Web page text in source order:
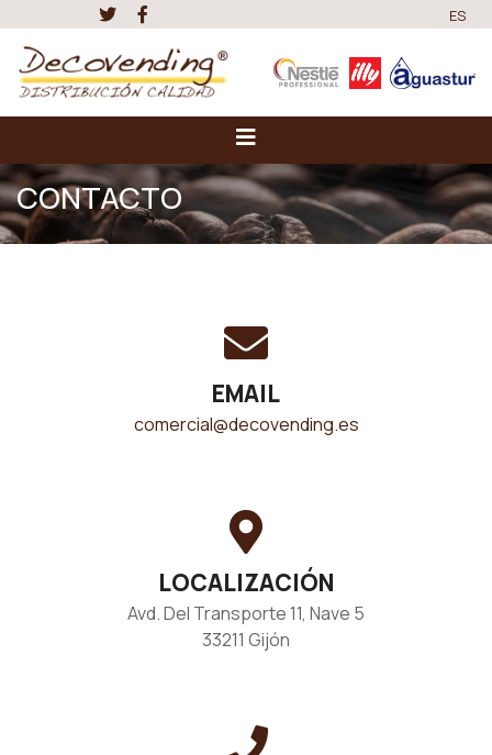
ES
CONTACTO
EMAIL
comercial@decovending.es
LOCALIZACIÓN
Avd. Del Transporte 11, Nave 5
33211 Gijón